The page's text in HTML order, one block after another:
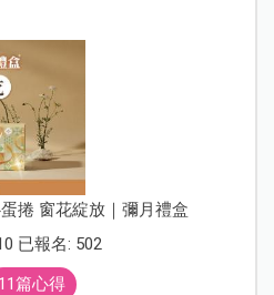
蛋捲 窗花綻放｜彌月禮盒
已報名: 502
11篇心得